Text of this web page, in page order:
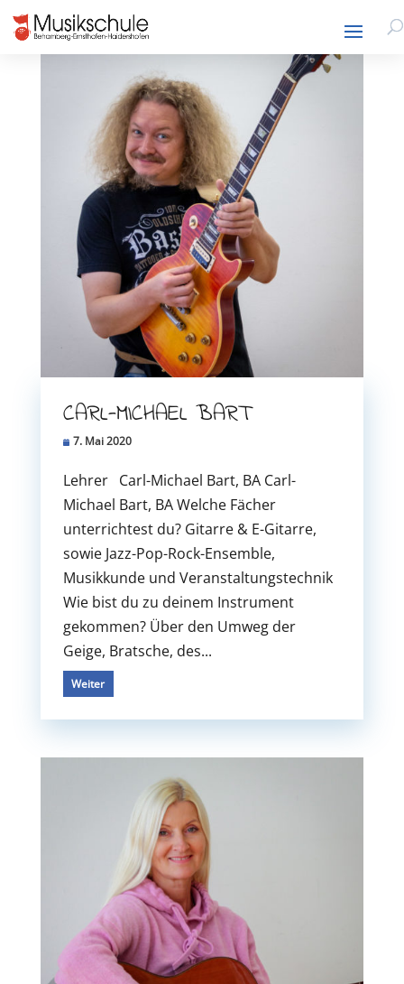
CARL-MICHAEL BART
7. Mai 2020
Lehrer Carl-Michael Bart, BA Carl-
Michael Bart, BA Welche Fächer
unterrichtest du? Gitarre & E-Gitarre,
sowie Jazz-Pop-Rock-Ensemble,
Musikkunde und Veranstaltungstechnik
Wie bist du zu deinem Instrument
gekommen? Über den Umweg der
Geige, Bratsche, des...
Weiter